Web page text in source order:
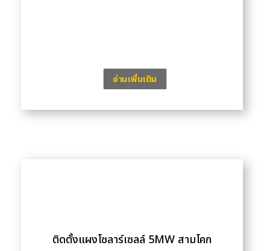
อ่านเพิ่มเติม
ติดตั้งแผงโซลาร์เซลล์ 5MW สามโคก